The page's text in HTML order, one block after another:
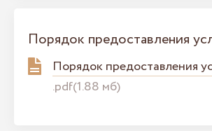
Порядок предоставления
Порядок предоставления
.pdf(1.88 мб)